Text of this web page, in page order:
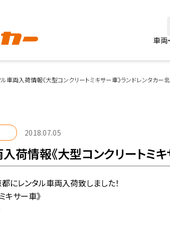
車両
ル車両入荷情報《大型コンクリートミキサー車》ランドレンタカー
2018.07.05
荷情報《大型コンクリートミ
にレンタル車両入荷致しました！
キサー車》